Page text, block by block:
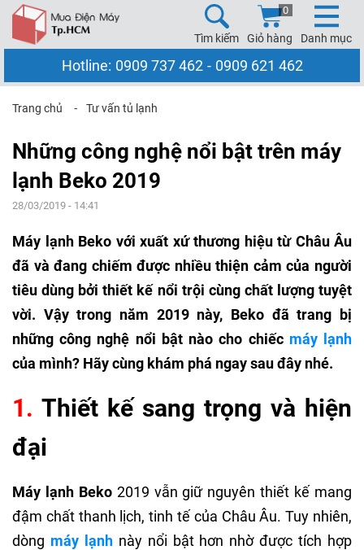
Tìm kiếm Giỏ hàng
0
Danh mục
Hotline: 0909 737 462 - 0909 621 462
Trang chủ ⁃ Tư vấn tủ lạnh
Những công nghệ nổi bật trên máy
lạnh Beko 2019
28/03/2019 - 14:41
Máy lạnh Beko với xuất xứ thương hiệu từ Châu Âu
đã và đang chiếm được nhiều thiện cảm của người
tiêu dùng bởi thiết kế nổi trội cùng chất lượng tuyệt
vời. Vậy trong năm 2019 này, Beko đã trang bị
những công nghệ nổi bật nào cho chiếc máy lạnh
của mình? Hãy cùng khám phá ngay sau đây nhé.
1. Thiết kế sang trọng và hiện
đại
Máy lạnh Beko2019 vẫn giữ nguyên thiết kế mang
đậm chất thanh lịch, tinh tế của Châu Âu. Tuy nhiên,
dòng máy lạnhnày nổi bật hơn nhờ được tích hợp